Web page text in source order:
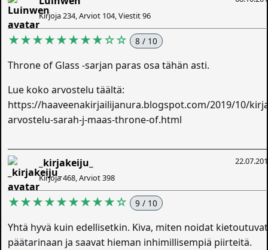
Kirjoja 234, Arviot 104, Viestit 96
★★★★★★★★☆☆ 8 / 10
Throne of Glass -sarjan paras osa tähän asti.
Lue koko arvostelu täältä:
https://haaveenakirjailijanura.blogspot.com/2019/10/
arvostelu-sarah-j-maas-throne-of.html
_kirjakeiju_
Kirjoja 468, Arviot 398
★★★★★★★★★☆ 9 / 10
Yhtä hyvä kuin edellisetkin. Kiva, miten noidat kietoutuvat
päätarinaan ja saavat hieman inhimillisempiä piirteitä.